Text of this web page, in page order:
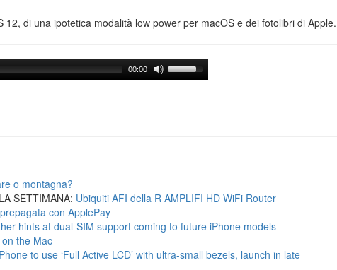
12, di una ipotetica modalità low power per macOS e dei fotolibri di Apple.
00:00
o montagna?
SETTIMANA: Ubiquiti AFI della R AMPLIFI HD WiFi Router
con ApplePay
hints at dual-SIM support coming to future iPhone models
the Mac
to use ‘Full Active LCD’ with ultra-small bezels, launch in late